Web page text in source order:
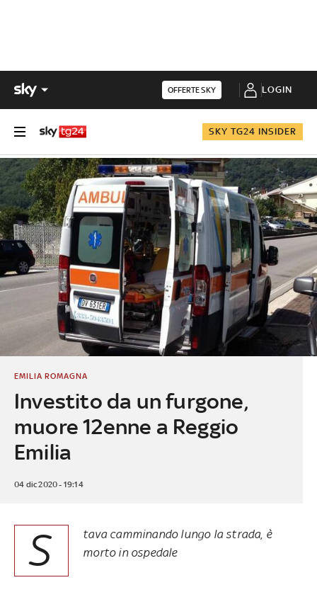
OFFERTE SKY LOGIN
SKY TG24 INSIDER
Investito da un furgone,
muore 12enne a Reggio
Emilia
EMILIA ROMAGNA
04 dic 2020 - 19:14
S
tava camminando lungo la strada, è
morto in ospedale